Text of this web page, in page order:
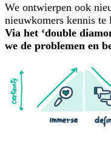
We ontwierpen ook
nieuwkomers kennis te
Via het ‘double
we de problemen en